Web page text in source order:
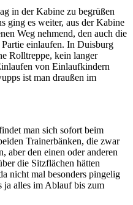
in der Kabine zu begrüßen
ging es weiter, aus der Kabine
Weg nehmend, den auch die
einlaufen. In Duisburg
Rolltreppe, kein langer
von Einlaufkindern
ist man draußen im
man sich sofort beim
Trainerbänken, die zwar
aber den einen oder anderen
die Sitzflächen hätten
nicht mal besonders pingelig
ja alles im Ablauf bis zum